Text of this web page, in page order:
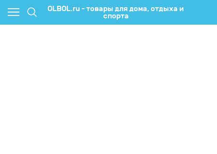
OLBOL.ru - товары для дома, отдыха и
спорта